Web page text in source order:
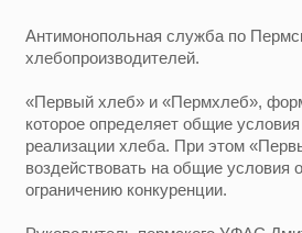
Антимонопольная служба по
хлебопроизводителей.
«Первый хлеб» и «Пермхлеб»,
которое определяет общие
реализации хлеба. При этом
воздействовать на общие условия
ограничению конкуренции.